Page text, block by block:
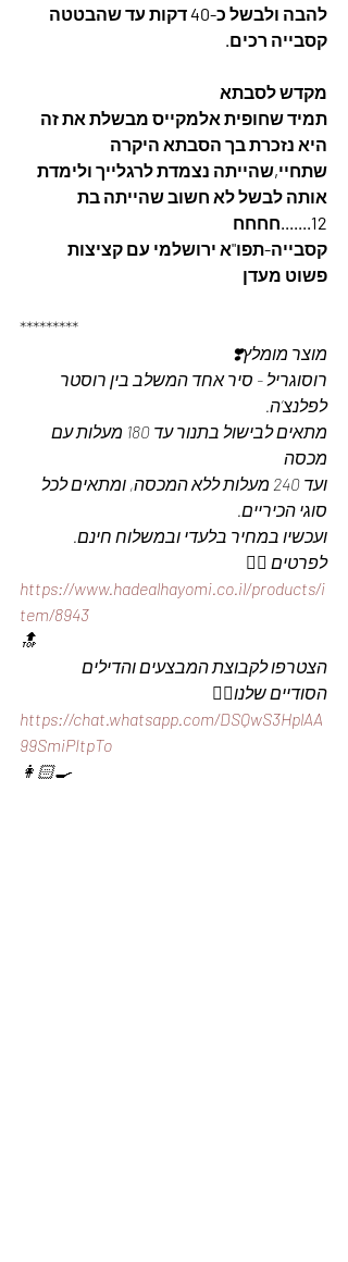
להבה ולבשל כ-40 דקות עד שהבטטה
קסבייה רכים.
מקדש לסבתא
תמיד שחופית אלמקייס מבשלת את זה
היא נזכרת בך הסבתא היקרה
שתחיי,שהייתה נצמדת לרגלייך ולימדת
אותה לבשל לא חשוב שהייתה בת
12.......חחחח
קסבייה-תפו"א ירושלמי עם קציצות
פשוט מעדן
*********
מוצר מומלץ❣️
רוסוגריל - סיר אחד המשלב בין רוסטר
לפלנצ’ה.
מתאים לבישול בתנור עד 180 מעלות עם
מכסה
ועד 240 מעלות ללא המכסה, ומתאים לכל
סוגי הכיריים.
ועכשיו במחיר בלעדי ובמשלוח חינם.
לפרטים 👇🏼
https://www.hadealhayomi.co.il/products/i
tem/8943
🔝
הצטרפו לקבוצת המבצעים והדילים
הסודיים שלנו👇🏼
https://chat.whatsapp.com/DSQwS3HplAA
99SmiPItpTo
👩🏻‍🍳